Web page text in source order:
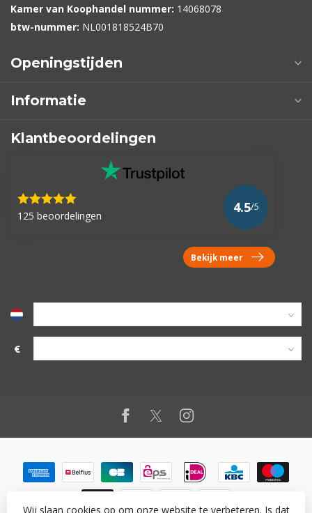
Kamer van Koophandel nummer: 14068078
btw-nummer: NL001818524B70
Openingstijden
Informatie
Klantbeoordelingen
125 beoordelingen
4.5/5
Bekijk meer
€
Wij slaan cookies op om onze website te verbeteren. Is dat